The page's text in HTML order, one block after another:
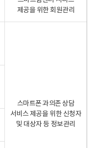
제공을 위한 회원관리
스마트폰 과의존 상담
서비스 제공을 위한 신청자
및 대상자 등 정보관리